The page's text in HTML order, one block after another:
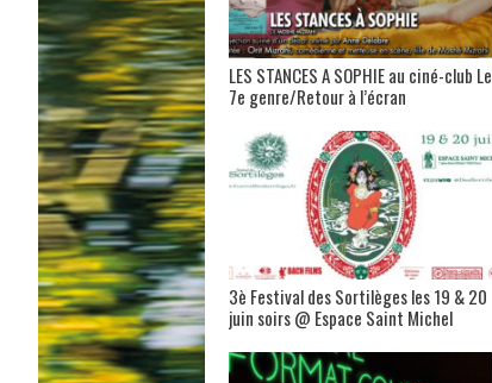
LES STANCES A SOPHIE au ciné-club Le
7e genre/Retour à l’écran
3è Festival des Sortilèges les 19 & 20
juin soirs @ Espace Saint Michel